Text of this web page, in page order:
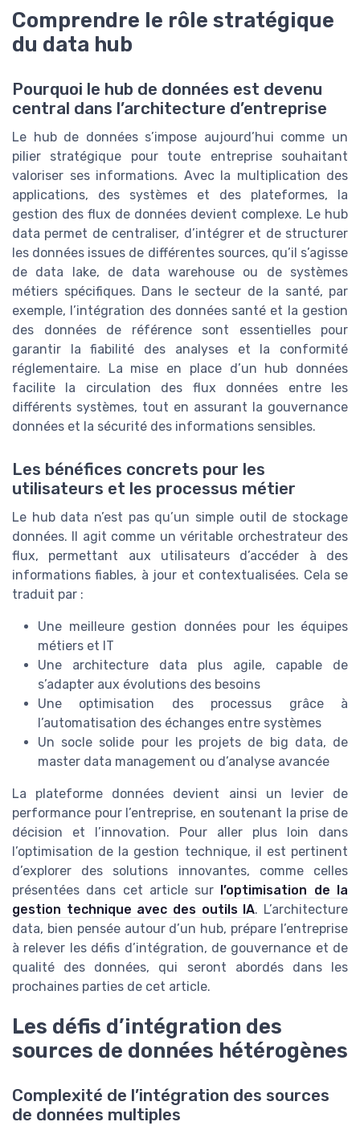
Comprendre le rôle stratégique
du data hub
Pourquoi le hub de données est devenu
central dans l’architecture d’entreprise
Le hub de données s’impose aujourd’hui comme un
pilier stratégique pour toute entreprise souhaitant
valoriser ses informations. Avec la multiplication des
applications, des systèmes et des plateformes, la
gestion des flux de données devient complexe. Le hub
data permet de centraliser, d’intégrer et de structurer
les données issues de différentes sources, qu’il s’agisse
de data lake, de data warehouse ou de systèmes
métiers spécifiques. Dans le secteur de la santé, par
exemple, l’intégration des données santé et la gestion
des données de référence sont essentielles pour
garantir la fiabilité des analyses et la conformité
réglementaire. La mise en place d’un hub données
facilite la circulation des flux données entre les
différents systèmes, tout en assurant la gouvernance
données et la sécurité des informations sensibles.
Les bénéfices concrets pour les
utilisateurs et les processus métier
Le hub data n’est pas qu’un simple outil de stockage
données. Il agit comme un véritable orchestrateur des
flux, permettant aux utilisateurs d’accéder à des
informations fiables, à jour et contextualisées. Cela se
traduit par :
Une meilleure gestion données pour les équipes
métiers et IT
Une architecture data plus agile, capable de
s’adapter aux évolutions des besoins
Une optimisation des processus grâce à
l’automatisation des échanges entre systèmes
Un socle solide pour les projets de big data, de
master data management ou d’analyse avancée
La plateforme données devient ainsi un levier de
performance pour l’entreprise, en soutenant la prise de
décision et l’innovation. Pour aller plus loin dans
l’optimisation de la gestion technique, il est pertinent
d’explorer des solutions innovantes, comme celles
présentées dans cet article sur l’optimisation de la
gestion technique avec des outils IA. L’architecture
data, bien pensée autour d’un hub, prépare l’entreprise
à relever les défis d’intégration, de gouvernance et de
qualité des données, qui seront abordés dans les
prochaines parties de cet article.
Les défis d’intégration des
sources de données hétérogènes
Complexité de l’intégration des sources
de données multiples